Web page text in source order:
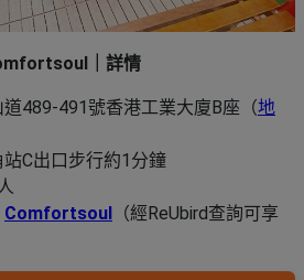
｜詳情
489-491號香港工業大廈B座（地
C出口步行約1分鐘
Comfortsoul （經ReUbird查詢可享